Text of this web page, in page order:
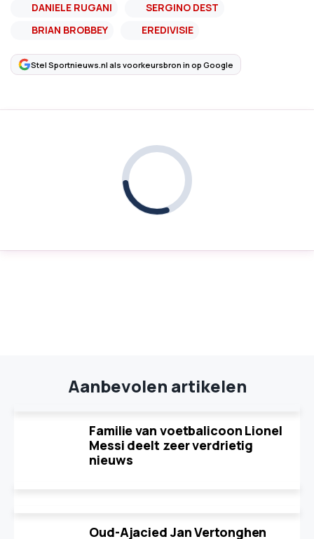
DANIELE RUGANI
SERGINO DEST
BRIAN BROBBEY
EREDIVISIE
Stel Sportnieuws.nl als voorkeursbron in op Google
Aanbevolen artikelen
Familie van voetbalicoon Lionel
Messi deelt zeer verdrietig
nieuws
Oud-Ajacied Jan Vertonghen